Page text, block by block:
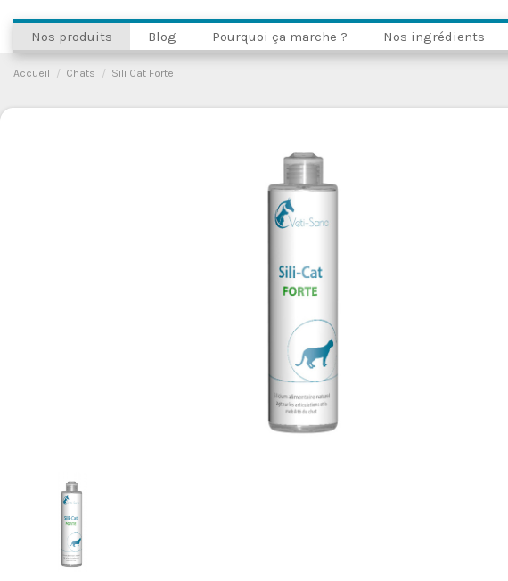
Nos produits Blog Pourquoi ça marche ? Nos ingrédients
Accueil Chats Sili Cat Forte